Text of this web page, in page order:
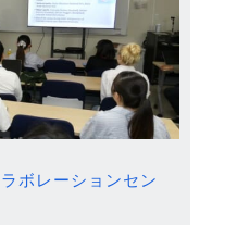
ボレーションセン